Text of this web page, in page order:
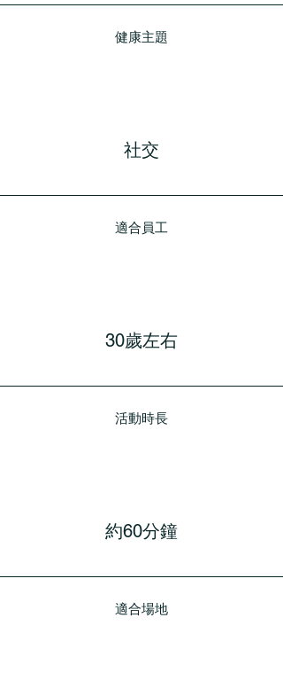
健康主題
社交
適合員工
30歲左右
活動時長
約60分鐘
適合場地